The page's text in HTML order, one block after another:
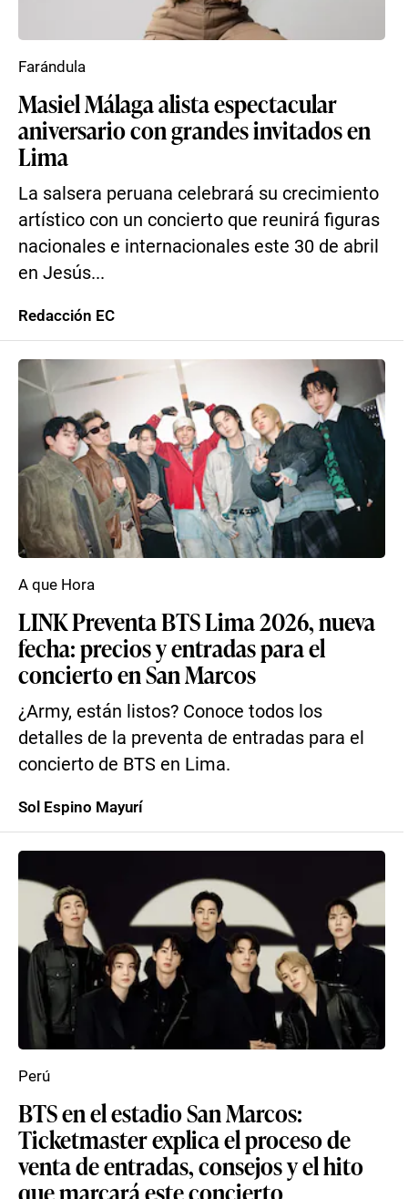
Masiel Málaga alista espectacular
aniversario con grandes invitados en
Lima
La salsera peruana celebrará su crecimiento
artístico con un concierto que reunirá figuras
nacionales e internacionales este 30 de abril
en Jesús...
Farándula
Redacción EC
LINK Preventa BTS Lima 2026, nueva
fecha: precios y entradas para el
concierto en San Marcos
¿Army, están listos? Conoce todos los
detalles de la preventa de entradas para el
concierto de BTS en Lima.
A que Hora
Sol Espino Mayurí
BTS en el estadio San Marcos:
Ticketmaster explica el proceso de
venta de entradas, consejos y el hito
que marcará este concierto
Perú